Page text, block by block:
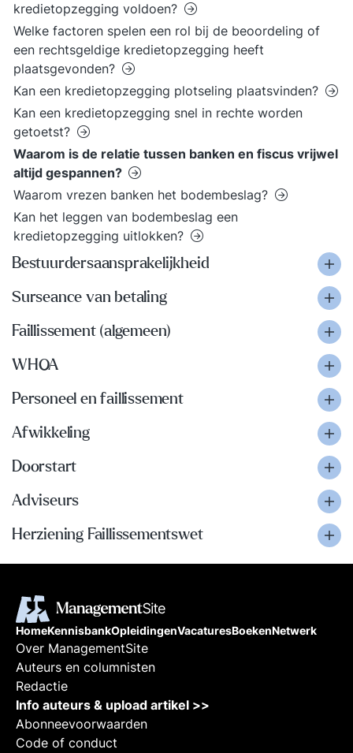
kredietopzegging voldoen?
Welke factoren spelen een rol bij de beoordeling of
een rechtsgeldige kredietopzegging heeft
plaatsgevonden?
Kan een kredietopzegging plotseling plaatsvinden?
Kan een kredietopzegging snel in rechte worden
getoetst?
Waarom is de relatie tussen banken en fiscus vrijwel
altijd gespannen?
Waarom vrezen banken het bodembeslag?
Kan het leggen van bodembeslag een
kredietopzegging uitlokken?
Bestuurdersaansprakelijkheid
Surseance van betaling
Faillissement (algemeen)
WHOA
Personeel en faillissement
Afwikkeling
Doorstart
Adviseurs
Herziening Faillissementswet
HomeKennisbankOpleidingenVacaturesBoekenNetwerk
Over ManagementSite
Auteurs en columnisten
Redactie
Info auteurs & upload artikel >>
Abonneevoorwaarden
Code of conduct